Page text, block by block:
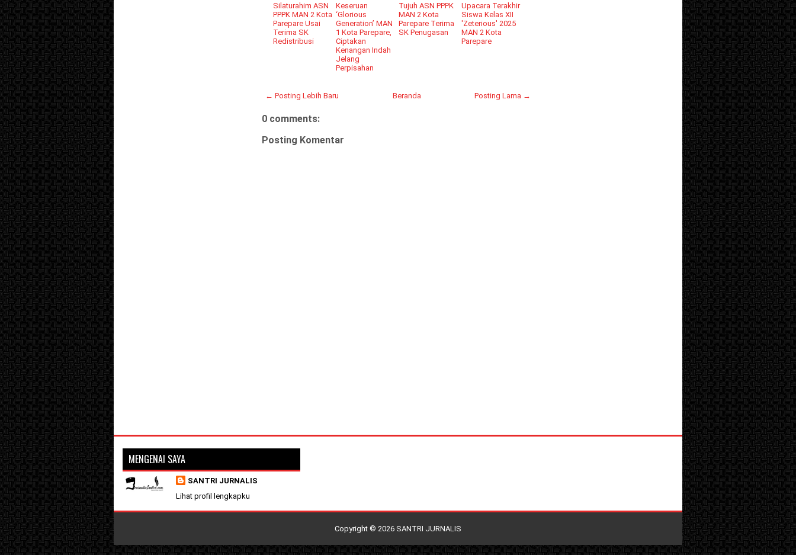
Silaturahim ASN
PPPK MAN 2 Kota
Parepare Usai
Terima SK
Redistribusi
Keseruan
‘Glorious
Generation’ MAN
1 Kota Parepare,
Ciptakan
Kenangan Indah
Jelang
Perpisahan
Tujuh ASN PPPK
MAN 2 Kota
Parepare Terima
SK Penugasan
Upacara Terakhir
Siswa Kelas XII
'Zeterious' 2025
MAN 2 Kota
Parepare
← Posting Lebih Baru Posting Lama →
Beranda
0 comments:
Posting Komentar
MENGENAI SAYA
SANTRI JURNALIS
Lihat profil lengkapku
Copyright © 2026 SANTRI JURNALIS